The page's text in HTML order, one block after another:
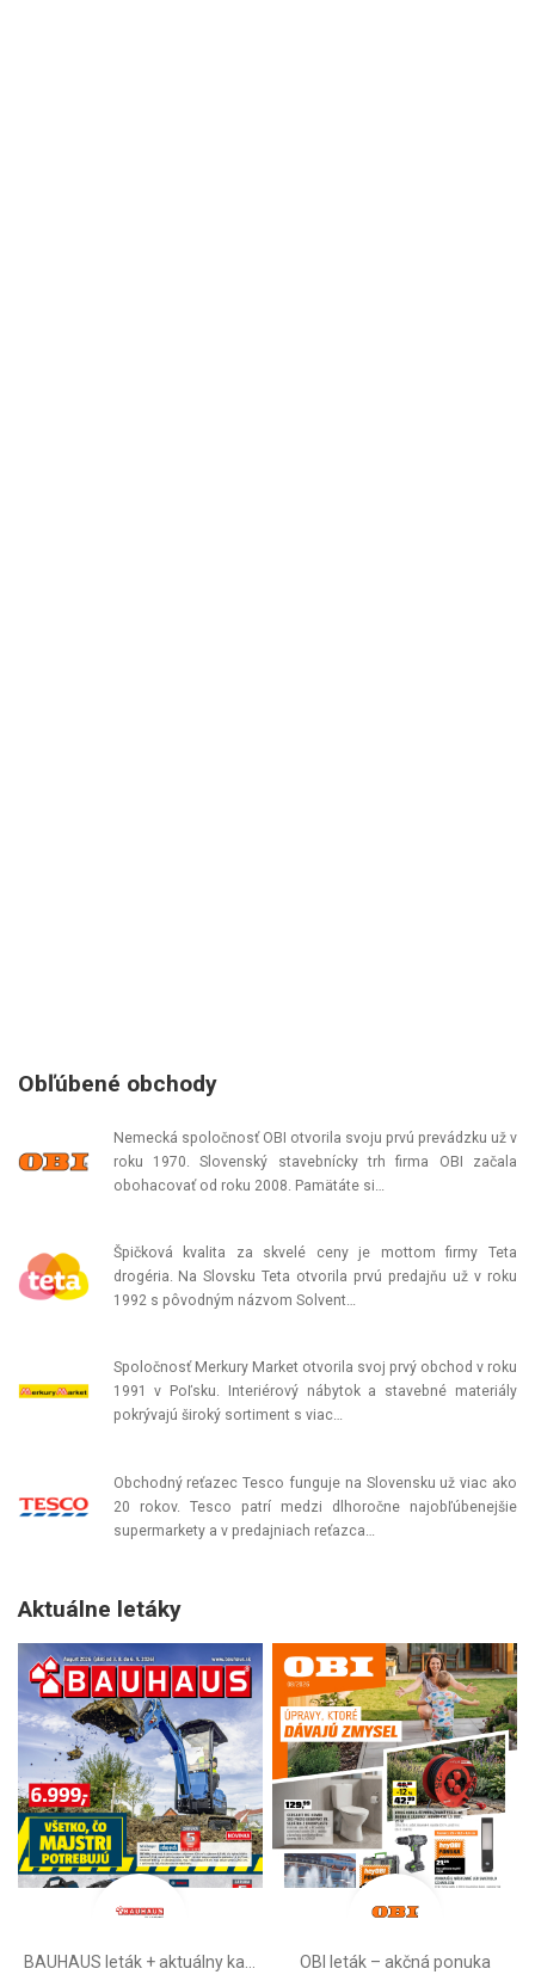
Obľúbené obchody
Nemecká spoločnosť OBI otvorila svoju prvú prevádzku už v
roku 1970. Slovenský stavebnícky trh firma OBI začala
obohacovať od roku 2008. Pamätáte si…
Špičková kvalita za skvelé ceny je mottom firmy Teta
drogéria. Na Slovsku Teta otvorila prvú predajňu už v roku
1992 s pôvodným názvom Solvent…
Spoločnosť Merkury Market otvorila svoj prvý obchod v roku
1991 v Poľsku. Interiérový nábytok a stavebné materiály
pokrývajú široký sortiment s viac…
Obchodný reťazec Tesco funguje na Slovensku už viac ako
20 rokov. Tesco patrí medzi dlhoročne najobľúbenejšie
supermarkety a v predajniach reťazca…
Aktuálne letáky
OBI leták –⁠ akčná ponuka